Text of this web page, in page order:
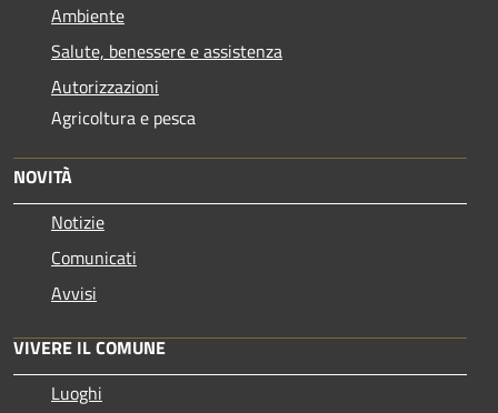
Ambiente
Salute, benessere e assistenza
Autorizzazioni
Agricoltura e pesca
NOVITÀ
Notizie
Comunicati
Avvisi
VIVERE IL COMUNE
Luoghi